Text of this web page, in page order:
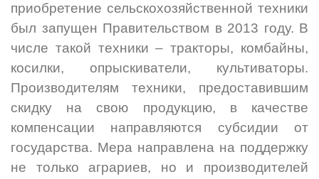
приобретение сельскохозяйственной техники
был запущен Правительством в 2013 году. В
числе такой техники – тракторы, комбайны,
косилки, опрыскиватели, культиваторы.
Производителям техники, предоставившим
скидку на свою продукцию, в качестве
компенсации направляются субсидии от
государства. Мера направлена на поддержку
не только аграриев, но и производителей